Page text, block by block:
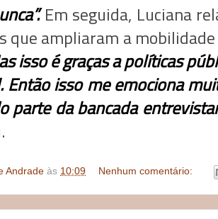
Em seguida, Luciana
que ampliaram a
isso é graças a políticas
Então isso me emociona
parte da bancada
Andrade às 10:09 Nenhum comentário: